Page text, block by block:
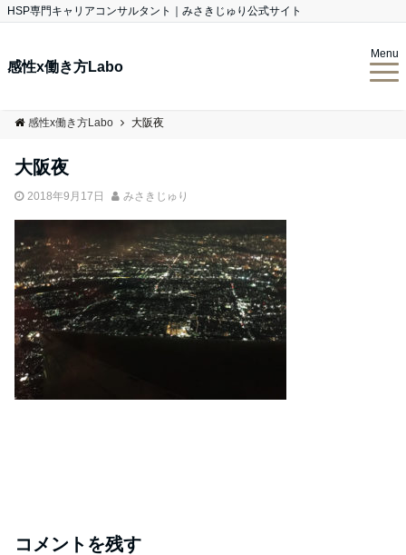
HSP専門キャリアコンサルタント｜みさきじゅり公式サイト
感性x働き方Labo
Menu
感性x働き方Labo 大阪夜
大阪夜
2018年9月17日 みさきじゅり
コメントを残す